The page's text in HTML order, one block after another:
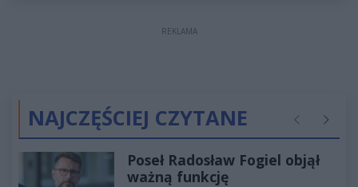
REKLAMA
NAJCZĘŚCIEJ CZYTANE Poprzednie
Poseł Radosław Fogiel objął
ważną funkcję